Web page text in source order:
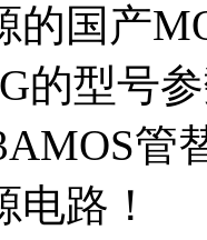
的国产
的型号
管
路！